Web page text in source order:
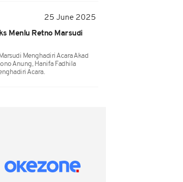
25 June 2025
Menlu Retno Marsudi
Menghadiri Acara Akad
Anung, Hanifa Fadhila
Acara.